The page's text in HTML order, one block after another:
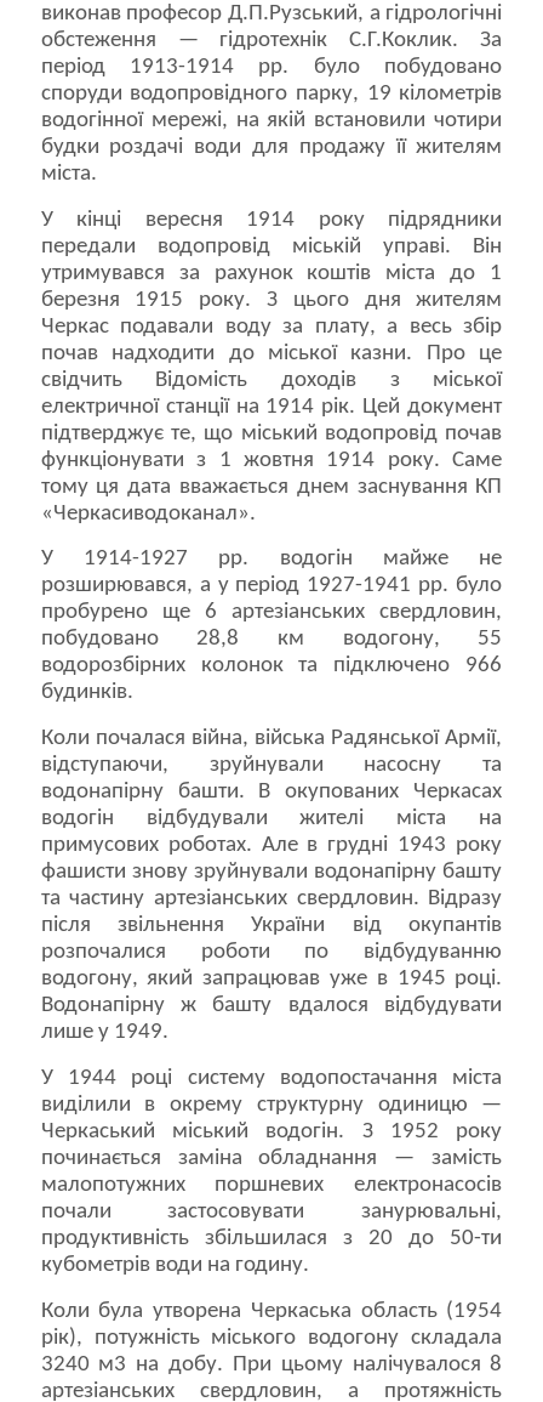
виконав професор Д.П.Рузський, а гідрологічні
обстеження — гідротехнік С.Г.Коклик. За
період 1913-1914 рр. було побудовано
споруди водопровідного парку, 19 кілометрів
водогінної мережі, на якій встановили чотири
будки роздачі води для продажу її жителям
міста.
У кінці вересня 1914 року підрядники
передали водопровід міській управі. Він
утримувався за рахунок коштів міста до 1
березня 1915 року. З цього дня жителям
Черкас подавали воду за плату, а весь збір
почав надходити до міської казни. Про це
свідчить Відомість доходів з міської
електричної станції на 1914 рік. Цей документ
підтверджує те, що міський водопровід почав
функціонувати з 1 жовтня 1914 року. Саме
тому ця дата вважається днем заснування КП
«Черкасиводоканал».
У 1914-1927 рр. водогін майже не
розширювався, а у період 1927-1941 рр. було
пробурено ще 6 артезіанських свердловин,
побудовано 28,8 км водогону, 55
водорозбірних колонок та підключено 966
будинків.
Коли почалася війна, війська Радянської Армії,
відступаючи, зруйнували насосну та
водонапірну башти. В окупованих Черкасах
водогін відбудували жителі міста на
примусових роботах. Але в грудні 1943 року
фашисти знову зруйнували водонапірну башту
та частину артезіанських свердловин. Відразу
після звільнення України від окупантів
розпочалися роботи по відбудуванню
водогону, який запрацював уже в 1945 році.
Водонапірну ж башту вдалося відбудувати
лише у 1949.
У 1944 році систему водопостачання міста
виділили в окрему структурну одиницю —
Черкаський міський водогін. З 1952 року
починається заміна обладнання — замість
малопотужних поршневих електронасосів
почали застосовувати занурювальні,
продуктивність збільшилася з 20 до 50-ти
кубометрів води на годину.
Коли була утворена Черкаська область (1954
рік), потужність міського водогону складала
3240 м3 на добу. При цьому налічувалося 8
артезіанських свердловин, а протяжність